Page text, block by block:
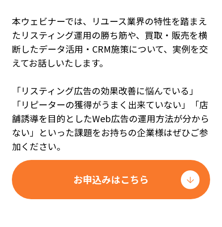
本ウェビナーでは、リユース業界の特性を踏まえ
たリスティング運用の勝ち筋や、買取・販売を横
断したデータ活用・CRM施策について、実例を交
えてお話しいたします。
「リスティング広告の効果改善に悩んでいる」
「リピーターの獲得がうまく出来ていない」「店
舗誘導を目的としたWeb広告の運用方法が分から
ない」といった課題をお持ちの企業様はぜひご参
加ください。
お申込みはこちら